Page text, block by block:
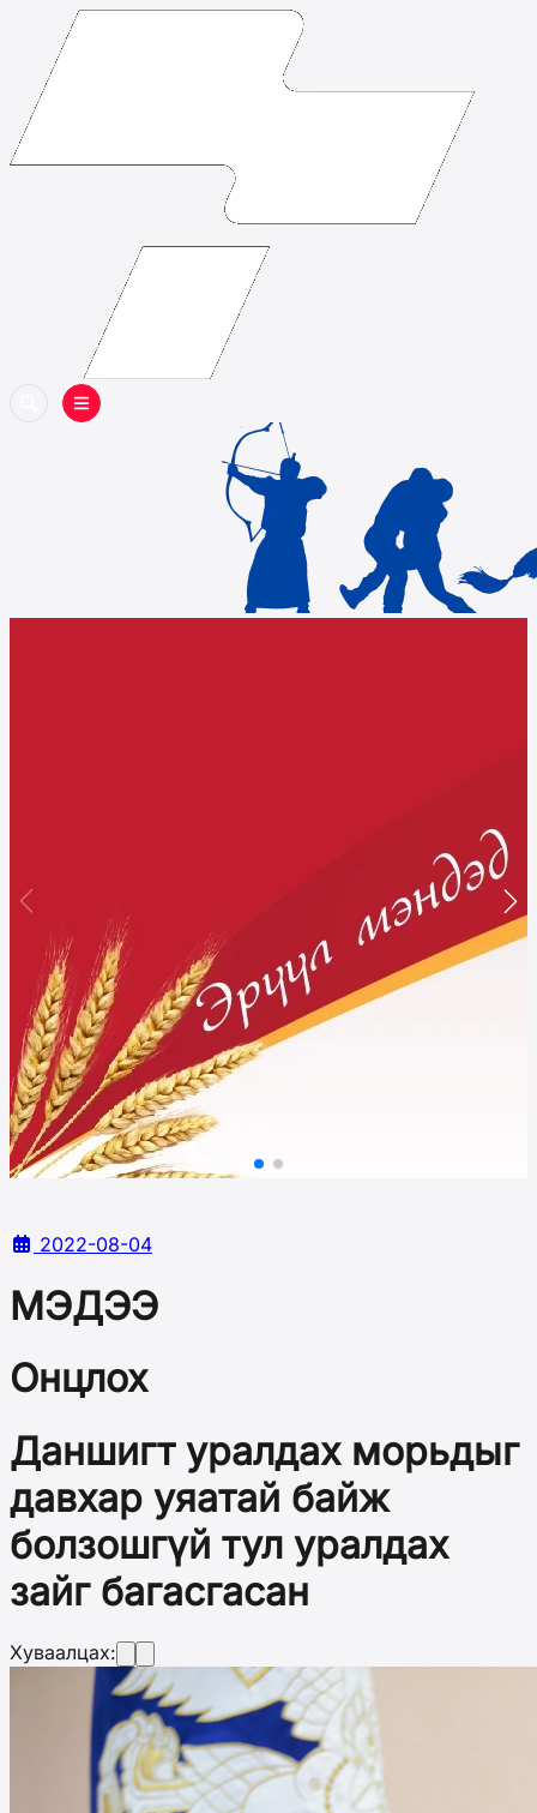
2022-08-04
МЭДЭЭ
Онцлох
Даншигт уралдах морьдыг
давхар уяатай байж
болзошгүй тул уралдах
зайг багасгасан
Хуваалцах: